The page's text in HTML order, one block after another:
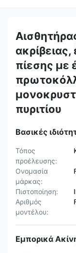
πίεσης με
πυριτίου
Βασικές
Τόπος
προέλευσης:
Ονομασία
μάρκας:
Πιστοποίηση:
Αριθμός
μοντέλου:
Εμπορικά